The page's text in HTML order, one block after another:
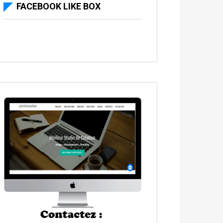
FACEBOOK LIKE BOX